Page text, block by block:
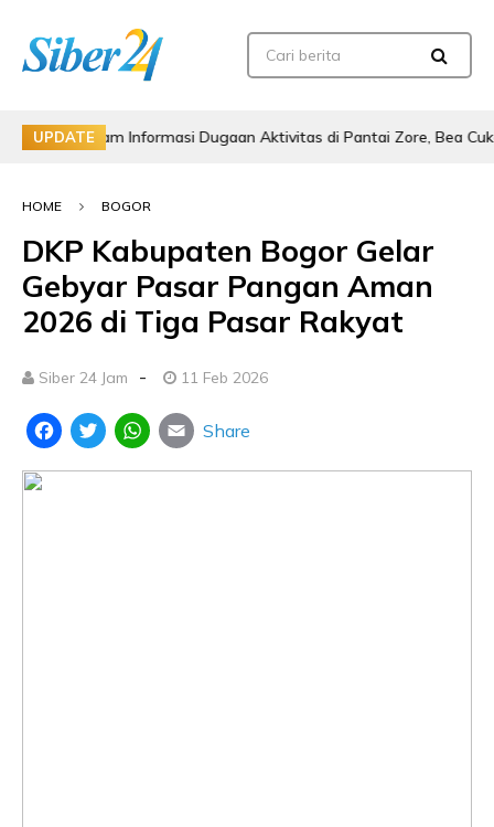
UPDATE
dalam Informasi Dugaan Aktivitas di Pantai Zore, Bea Cukai
HOME BOGOR
DKP Kabupaten Bogor Gelar
Gebyar Pasar Pangan Aman
2026 di Tiga Pasar Rakyat
Siber 24 Jam - 11 Feb 2026
FacebookTwitterWhatsApp
Email
Share